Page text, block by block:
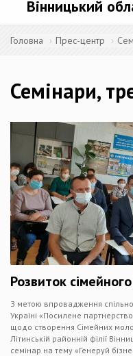
Вінницький
Головна Прес-центр
Семінари,
Розвиток
З метою впровадження
Україні «Посилене
щодо створення Сімейних
Літинській районній філії
семінар на тему «Генеруй